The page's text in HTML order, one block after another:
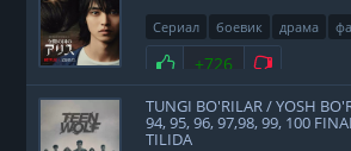
Сериал боевик драма
2020
Нравится
+726 Не нравится
TUNGI BO'RILAR / YOSH
94, 95, 96, 97,98, 99, 100
TILIDA